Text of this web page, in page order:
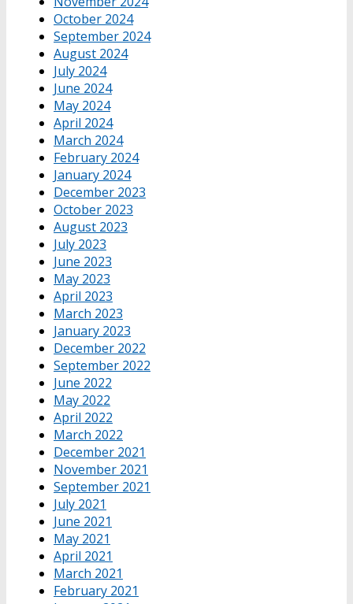
October 2024
September 2024
August 2024
July 2024
June 2024
May 2024
April 2024
March 2024
February 2024
January 2024
December 2023
October 2023
August 2023
July 2023
June 2023
May 2023
April 2023
March 2023
January 2023
December 2022
September 2022
June 2022
May 2022
April 2022
March 2022
December 2021
November 2021
September 2021
July 2021
June 2021
May 2021
April 2021
March 2021
February 2021